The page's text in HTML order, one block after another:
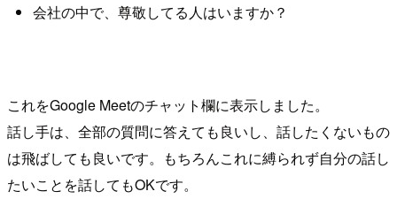
会社の中で、尊敬してる人はいますか？
これをGoogle Meetのチャット欄に表示しました。
話し手は、全部の質問に答えても良いし、話したくないもの
は飛ばしても良いです。もちろんこれに縛られず自分の話し
たいことを話してもOKです。